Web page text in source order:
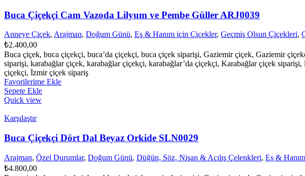
Buca Çiçekçi Cam Vazoda Lilyum ve Pembe Güller ARJ0039
Anneye Çiçek, Arajman, Doğum Günü, Eş & Hanım için Çiçekler, Geçmiş Olsun Çiçekleri,
₺2.400,00
Buca çiçek, buca çiçekçi, buca’da çiçekçi, buca çiçek siparişi, Gaziemir çiçek, Gaziemir
siparişi, karabağlar çiçek, karabağlar çiçekçi, karabağlar’da çiçekçi, Karabağlar çiçek
çiçekçi, İzmir çiçek sipariş
Favorilerime Ekle
Sepete Ekle
Quick view
Karşılaştır
Buca Çiçekçi Dört Dal Beyaz Orkide SLN0029
Arajman, Özel Durumlar, Doğum Günü, Düğün, Söz, Nişan & Açılış Çelenkleri, Eş &
₺4.800,00